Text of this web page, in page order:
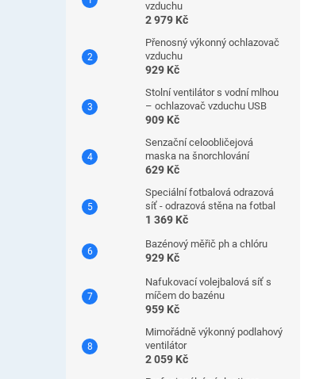
vzduchu
2 979 Kč
Přenosný výkonný ochlazovač
vzduchu
929 Kč
Stolní ventilátor s vodní mlhou
– ochlazovač vzduchu USB
909 Kč
Senzační celoobličejová
maska ​​na šnorchlování
629 Kč
Speciální fotbalová odrazová
síť - odrazová stěna na fotbal
1 369 Kč
Bazénový měřič ph a chlóru
929 Kč
Nafukovací volejbalová síť s
míčem do bazénu
959 Kč
Mimořádně výkonný podlahový
ventilátor
2 059 Kč